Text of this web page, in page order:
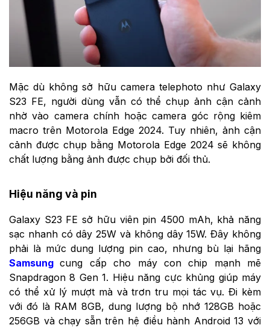
Mặc dù không sở hữu camera telephoto như Galaxy
S23 FE, người dùng vẫn có thể chụp ảnh cận cảnh
nhờ vào camera chính hoặc camera góc rộng kiêm
macro trên Motorola Edge 2024. Tuy nhiên, ảnh cận
cảnh được chụp bằng Motorola Edge 2024 sẽ không
chất lượng bằng ảnh được chụp bởi đối thủ.
Hiệu năng và pin
Galaxy S23 FE sở hữu viên pin 4500 mAh, khả năng
sạc nhanh có dây 25W và không dây 15W. Đây không
phải là mức dung lượng pin cao, nhưng bù lại hãng
Samsung cung cấp cho máy con chip mạnh mẽ
Snapdragon 8 Gen 1. Hiệu năng cực khủng giúp máy
có thể xử lý mượt mà và trơn tru mọi tác vụ. Đi kèm
với đó là RAM 8GB, dung lượng bộ nhớ 128GB hoặc
256GB và chạy sẵn trên hệ điều hành Android 13 với